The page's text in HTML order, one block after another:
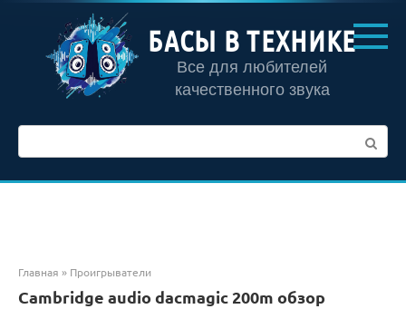
контенту
БАСЫ В ТЕХНИКЕ
Все для любителей
качественного звука
Главная » Проигрыватели
Cambridge audio dacmagic 200m обзор